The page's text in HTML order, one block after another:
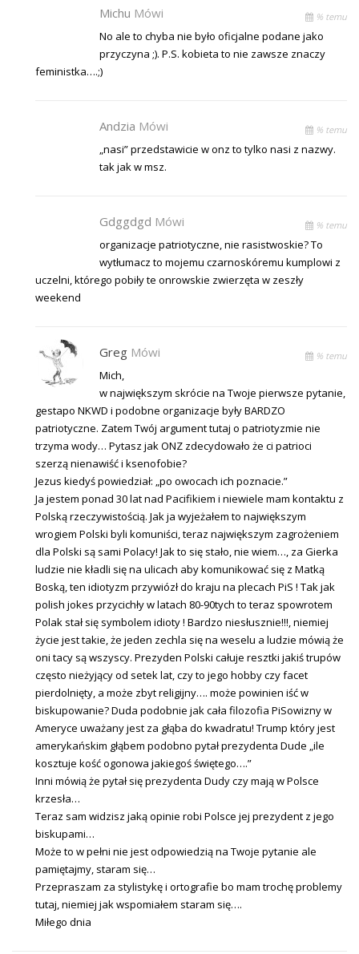
Michu Mówi % temu
No ale to chyba nie było oficjalne podane jako
przyczyna ;). P.S. kobieta to nie zawsze znaczy
feministka….;)
Andzia Mówi % temu
„nasi” przedstawicie w onz to tylko nasi z nazwy.
tak jak w msz.
Gdggdgd Mówi % temu
organizacje patriotyczne, nie rasistwoskie? To
wytłumacz to mojemu czarnoskóremu kumplowi z
uczelni, którego pobiły te onrowskie zwierzęta w zeszły
weekend
Greg Mówi % temu
Mich,
w największym skrócie na Twoje pierwsze pytanie,
gestapo NKWD i podobne organizacje były BARDZO
patriotyczne. Zatem Twój argument tutaj o patriotyzmie nie
trzyma wody… Pytasz jak ONZ zdecydowało że ci patrioci
szerzą nienawiść i ksenofobie?
Jezus kiedyś powiedział: „po owocach ich poznacie.”
Ja jestem ponad 30 lat nad Pacifikiem i niewiele mam kontaktu z
Polską rzeczywistością. Jak ja wyjeżałem to największym
wrogiem Polski byli komuniści, teraz największym zagrożeniem
dla Polski są sami Polacy! Jak to się stało, nie wiem…, za Gierka
ludzie nie kładli się na ulicach aby komunikować się z Matką
Boską, ten idiotyzm przywiózł do kraju na plecach PiS ! Tak jak
polish jokes przycichły w latach 80-90tych to teraz spowrotem
Polak stał się symbolem idioty ! Bardzo niesłusznie!!!, niemiej
życie jest takie, że jeden zechla się na weselu a ludzie mówią że
oni tacy są wszyscy. Prezyden Polski całuje resztki jakiś trupów
często nieżyjący od setek lat, czy to jego hobby czy facet
pierdolnięty, a może zbyt religijny…. może powinien iść w
biskupowanie? Duda podobnie jak cała filozofia PiSowizny w
Ameryce uważany jest za głąba do kwadratu! Trump który jest
amerykańskim głąbem podobno pytał prezydenta Dude „ile
kosztuje kość ogonowa jakiegoś świętego….”
Inni mówią że pytał się prezydenta Dudy czy mają w Polsce
krzesła…
Teraz sam widzisz jaką opinie robi Polsce jej prezydent z jego
biskupami…
Może to w pełni nie jest odpowiedzią na Twoje pytanie ale
pamiętajmy, staram się…
Przepraszam za stylistykę i ortografie bo mam trochę problemy
tutaj, niemiej jak wspomiałem staram się….
Miłego dnia